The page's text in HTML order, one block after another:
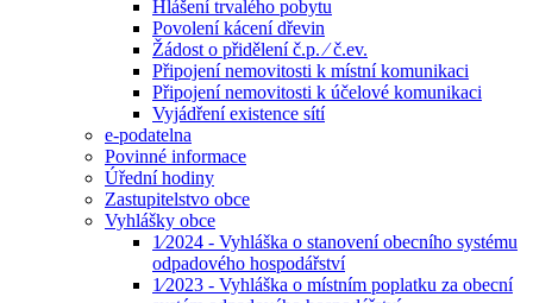
Hlášení trvalého pobytu
Povolení kácení dřevin
Žádost o přidělení č.p. ⁄ č.ev.
Připojení nemovitosti k místní komunikaci
Připojení nemovitosti k účelové komunikaci
Vyjádření existence sítí
e-podatelna
Povinné informace
Úřední hodiny
Zastupitelstvo obce
Vyhlášky obce
1⁄2024 - Vyhláška o stanovení obecního systému
odpadového hospodářství
1⁄2023 - Vyhláška o místním poplatku za obecní